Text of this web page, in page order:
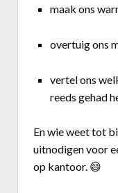
maak ons
overtuig ons
vertel ons
reeds gehad
En wie weet tot
uitnodigen voor
op kantoor. 😄